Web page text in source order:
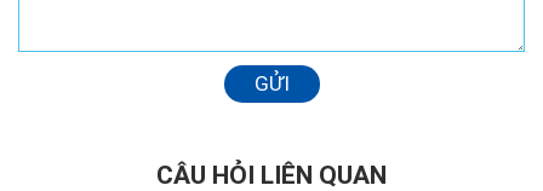
GỬI
CÂU HỎI LIÊN QUAN